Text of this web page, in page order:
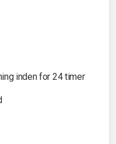
inden for 24 timer